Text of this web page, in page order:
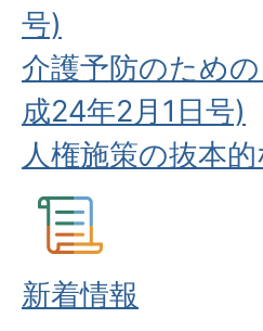
号)
介護予防のため
成24年2月1日号)
人権施策の抜本
新着情報